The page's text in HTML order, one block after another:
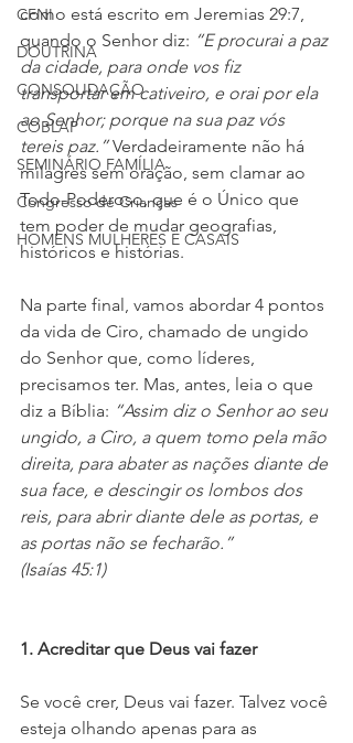
CFNI
DOUTRINA
CONSOLIDAÇÃO
COBLAP
SEMINÁRIO FAMÍLIA
Congresso de Crianças
HOMENS MULHERES E CASAIS
como está escrito em Jeremias 29:7,
quando o Senhor diz: “E procurai a paz
da cidade, para onde vos fiz
transportar em cativeiro, e orai por ela
ao Senhor; porque na sua paz vós
tereis paz.” Verdadeiramente não há
milagres sem oração, sem clamar ao
Todo-Poderoso, que é o Único que
tem poder de mudar geografias,
históricos e histórias.
Na parte final, vamos abordar 4 pontos
da vida de Ciro, chamado de ungido
do Senhor que, como líderes,
precisamos ter. Mas, antes, leia o que
diz a Bíblia: “Assim diz o Senhor ao seu
ungido, a Ciro, a quem tomo pela mão
direita, para abater as nações diante de
sua face, e descingir os lombos dos
reis, para abrir diante dele as portas, e
as portas não se fecharão.”
(Isaías 45:1)
1. Acreditar que Deus vai fazer
Se você crer, Deus vai fazer. Talvez você
esteja olhando apenas para as